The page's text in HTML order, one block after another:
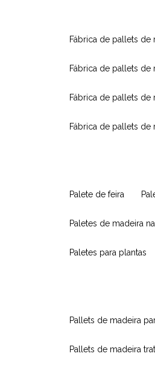
fábrica de pallets de
fábrica de pallets de
fábrica de pallets de
fábrica de pallets de
palete de feira
paletes de madeira
paletes para plantas
pallets de madeira
pallets de madeira